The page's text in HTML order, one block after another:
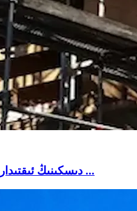
دىسكىنىڭ ئىقتىدارى ھەققىدە كۆپرەك ئۆگىنىڭ ...